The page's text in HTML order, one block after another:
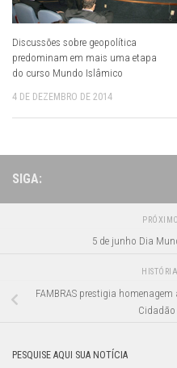
Discussões sobre geopolítica
predominam em mais uma etapa
do curso Mundo Islâmico
4 DE DEZEMBRO DE 2014
SIGA:
5 de junho Dia
FAMBRAS prestigia
PESQUISE AQUI SUA NOTÍCIA